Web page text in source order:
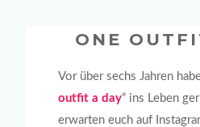
ONE
Vor über sechs Jahren
outfit a day“ ins Leben
erwarten euch auf